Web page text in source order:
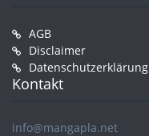
AGB
Disclaimer
Datenschutzerklärung
Kontakt
info@mangapla.net